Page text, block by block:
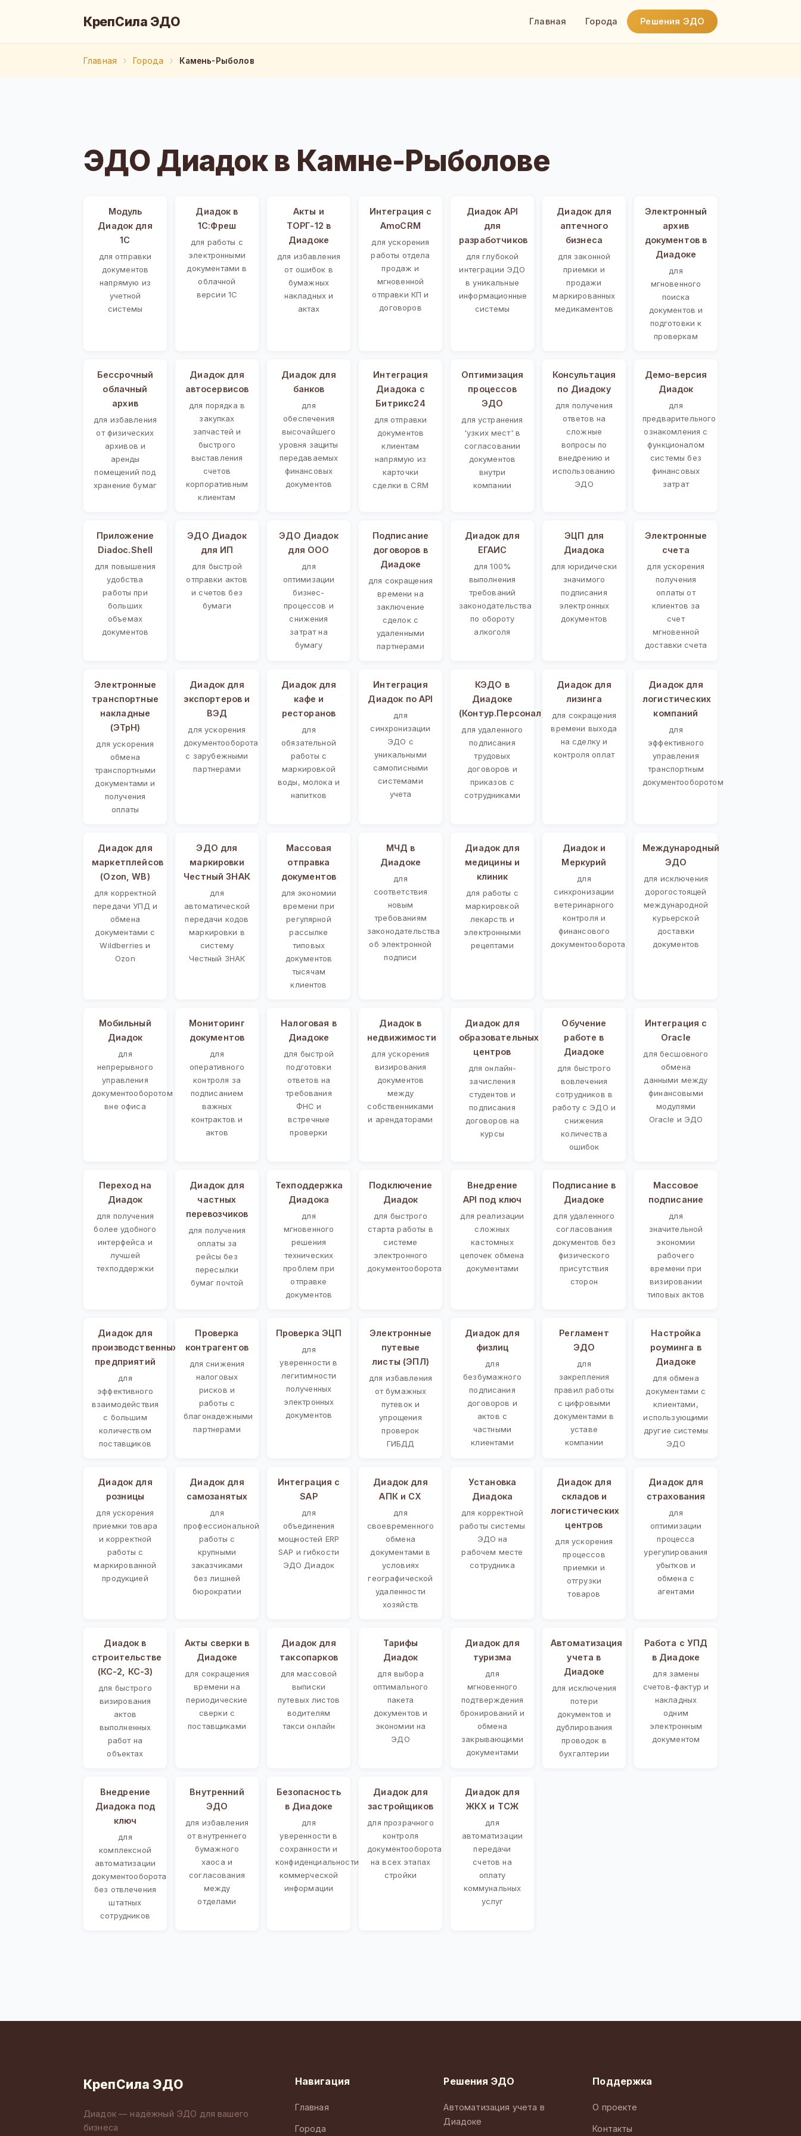
КрепСила ЭДО Главная Города Решения ЭДО
Главная Города Камень-Рыболов
ЭДО Диадок в Камне-Рыболове
Модуль
Диадок для
1С
для отправки
документов
напрямую из
учетной
системы
Диадок в
1С:Фреш
для работы с
электронными
документами в
облачной
версии 1С
Акты и
ТОРГ-12 в
Диадоке
для избавления
от ошибок в
бумажных
накладных и
актах
Интеграция с
AmoCRM
для ускорения
работы отдела
продаж и
мгновенной
отправки КП и
договоров
Диадок API
для
разработчиков
для глубокой
интеграции ЭДО
в уникальные
информационные
системы
Диадок для
аптечного
бизнеса
для законной
приемки и
продажи
маркированных
медикаментов
Электронный
архив
документов в
Диадоке
для
мгновенного
поиска
документов и
подготовки к
проверкам
Бессрочный
облачный
архив
для избавления
от физических
архивов и
аренды
помещений под
хранение бумаг
Диадок для
автосервисов
для порядка в
закупках
запчастей и
быстрого
выставления
счетов
корпоративным
клиентам
Диадок для
банков
для
обеспечения
высочайшего
уровня защиты
передаваемых
финансовых
документов
Интеграция
Диадока с
Битрикс24
для отправки
документов
клиентам
напрямую из
карточки
сделки в CRM
Оптимизация
процессов
ЭДО
для устранения
'узких мест' в
согласовании
документов
внутри
компании
Консультация
по Диадоку
для получения
ответов на
сложные
вопросы по
внедрению и
использованию
ЭДО
Демо-версия
Диадок
для
предварительного
ознакомления с
функционалом
системы без
финансовых
затрат
Приложение
Diadoc.Shell
для повышения
удобства
работы при
больших
объемах
документов
ЭДО Диадок
для ИП
для быстрой
отправки актов
и счетов без
бумаги
ЭДО Диадок
для ООО
для
оптимизации
бизнес-
процессов и
снижения
затрат на
бумагу
Подписание
договоров в
Диадоке
для сокращения
времени на
заключение
сделок с
удаленными
партнерами
Диадок для
ЕГАИС
для 100%
выполнения
требований
законодательства
по обороту
алкоголя
ЭЦП для
Диадока
для юридически
значимого
подписания
электронных
документов
Электронные
счета
для ускорения
получения
оплаты от
клиентов за
счет
мгновенной
доставки счета
Электронные
транспортные
накладные
(ЭТрН)
для ускорения
обмена
транспортными
документами и
получения
оплаты
Диадок для
экспортеров и
ВЭД
для ускорения
документооборота
с зарубежными
партнерами
Диадок для
кафе и
ресторанов
для
обязательной
работы с
маркировкой
воды, молока и
напитков
Интеграция
Диадок по API
для
синхронизации
ЭДО с
уникальными
самописными
системами
учета
КЭДО в
Диадоке
(Контур.Персонал)
для удаленного
подписания
трудовых
договоров и
приказов с
сотрудниками
Диадок для
лизинга
для сокращения
времени выхода
на сделку и
контроля оплат
Диадок для
логистических
компаний
для
эффективного
управления
транспортным
документооборотом
Диадок для
маркетплейсов
(Ozon, WB)
для корректной
передачи УПД и
обмена
документами с
Wildberries и
Ozon
ЭДО для
маркировки
Честный ЗНАК
для
автоматической
передачи кодов
маркировки в
систему
Честный ЗНАК
Массовая
отправка
документов
для экономии
времени при
регулярной
рассылке
типовых
документов
тысячам
клиентов
МЧД в
Диадоке
для
соответствия
новым
требованиям
законодательства
об электронной
подписи
Диадок для
медицины и
клиник
для работы с
маркировкой
лекарств и
электронными
рецептами
Диадок и
Меркурий
для
синхронизации
ветеринарного
контроля и
финансового
документооборота
Международный
ЭДО
для исключения
дорогостоящей
международной
курьерской
доставки
документов
Мобильный
Диадок
для
непрерывного
управления
документооборотом
вне офиса
Мониторинг
документов
для
оперативного
контроля за
подписанием
важных
контрактов и
актов
Налоговая в
Диадоке
для быстрой
подготовки
ответов на
требования
ФНС и
встречные
проверки
Диадок в
недвижимости
для ускорения
визирования
документов
между
собственниками
и арендаторами
Диадок для
образовательных
центров
для онлайн-
зачисления
студентов и
подписания
договоров на
курсы
Обучение
работе в
Диадоке
для быстрого
вовлечения
сотрудников в
работу с ЭДО и
снижения
количества
ошибок
Интеграция с
Oracle
для бесшовного
обмена
данными между
финансовыми
модулями
Oracle и ЭДО
Переход на
Диадок
для получения
более удобного
интерфейса и
лучшей
техподдержки
Диадок для
частных
перевозчиков
для получения
оплаты за
рейсы без
пересылки
бумаг почтой
Техподдержка
Диадока
для
мгновенного
решения
технических
проблем при
отправке
документов
Подключение
Диадок
для быстрого
старта работы в
системе
электронного
документооборота
Внедрение
API под ключ
для реализации
сложных
кастомных
цепочек обмена
документами
Подписание в
Диадоке
для удаленного
согласования
документов без
физического
присутствия
сторон
Массовое
подписание
для
значительной
экономии
рабочего
времени при
визировании
типовых актов
Диадок для
производственных
предприятий
для
эффективного
взаимодействия
с большим
количеством
поставщиков
Проверка
контрагентов
для снижения
налоговых
рисков и
работы с
благонадежными
партнерами
Проверка ЭЦП
для
уверенности в
легитимности
полученных
электронных
документов
Электронные
путевые
листы (ЭПЛ)
для избавления
от бумажных
путевок и
упрощения
проверок
ГИБДД
Диадок для
физлиц
для
безбумажного
подписания
договоров и
актов с
частными
клиентами
Регламент
ЭДО
для
закрепления
правил работы
с цифровыми
документами в
уставе
компании
Настройка
роуминга в
Диадоке
для обмена
документами с
клиентами,
использующими
другие системы
ЭДО
Диадок для
розницы
для ускорения
приемки товара
и корректной
работы с
маркированной
продукцией
Диадок для
самозанятых
для
профессиональной
работы с
крупными
заказчиками
без лишней
бюрократии
Интеграция с
SAP
для
объединения
мощностей ERP
SAP и гибкости
ЭДО Диадок
Диадок для
АПК и СХ
для
своевременного
обмена
документами в
условиях
географической
удаленности
хозяйств
Установка
Диадока
для корректной
работы системы
ЭДО на
рабочем месте
сотрудника
Диадок для
складов и
логистических
центров
для ускорения
процессов
приемки и
отгрузки
товаров
Диадок для
страхования
для
оптимизации
процесса
урегулирования
убытков и
обмена с
агентами
Диадок в
строительстве
(КС-2, КС-3)
для быстрого
визирования
актов
выполненных
работ на
объектах
Акты сверки в
Диадоке
для сокращения
времени на
периодические
сверки с
поставщиками
Диадок для
таксопарков
для массовой
выписки
путевых листов
водителям
такси онлайн
Тарифы
Диадок
для выбора
оптимального
пакета
документов и
экономии на
ЭДО
Диадок для
туризма
для
мгновенного
подтверждения
бронирований и
обмена
закрывающими
документами
Автоматизация
учета в
Диадоке
для исключения
потери
документов и
дублирования
проводок в
бухгалтерии
Работа с УПД
в Диадоке
для замены
счетов-фактур и
накладных
одним
электронным
документом
Внедрение
Диадока под
ключ
для
комплексной
автоматизации
документооборота
без отвлечения
штатных
сотрудников
Внутренний
ЭДО
для избавления
от внутреннего
бумажного
хаоса и
согласования
между
отделами
Безопасность
в Диадоке
для
уверенности в
сохранности и
конфиденциальности
коммерческой
информации
Диадок для
застройщиков
для прозрачного
контроля
документооборота
на всех этапах
стройки
Диадок для
ЖКХ и ТСЖ
для
автоматизации
передачи
счетов на
оплату
коммунальных
услуг
КрепСила ЭДО
Диадок — надёжный ЭДО для вашего
бизнеса
Навигация
Главная
Города
Решения ЭДО
Автоматизация учета в
Диадоке
Поддержка
О проекте
Контакты